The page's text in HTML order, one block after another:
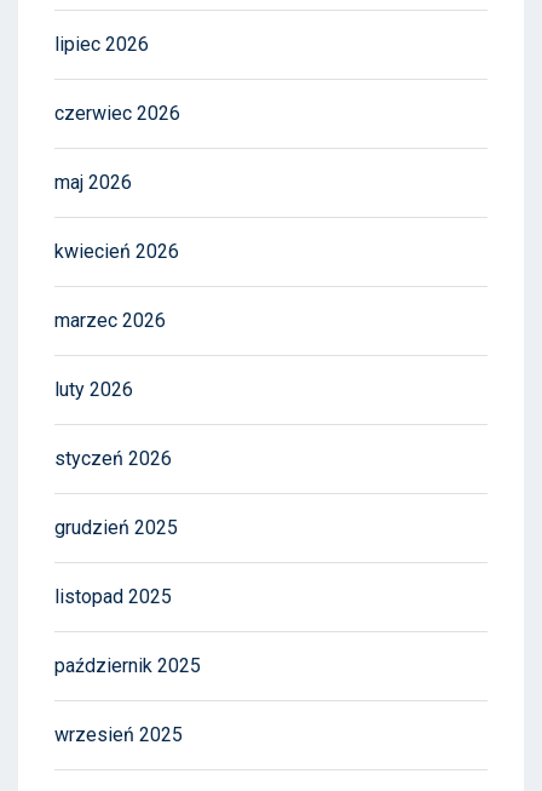
lipiec 2026
czerwiec 2026
maj 2026
kwiecień 2026
marzec 2026
luty 2026
styczeń 2026
grudzień 2025
listopad 2025
październik 2025
wrzesień 2025